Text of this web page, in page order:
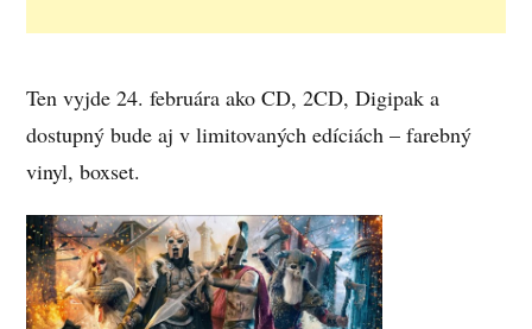
Ten vyjde 24. februára ako CD, 2CD, Digipak a
dostupný bude aj v limitovaných edíciách – farebný
vinyl, boxset.